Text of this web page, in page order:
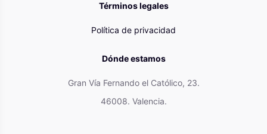
Términos legales
Política de privacidad
Dónde estamos
Gran Vía Fernando el Católico, 23.
46008. Valencia.